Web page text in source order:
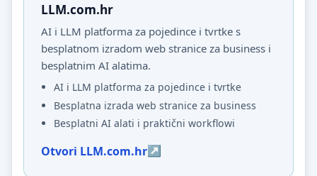
LLM.com.hr
AI i LLM platforma za pojedince i tvrtke s
besplatnom izradom web stranice za business i
besplatnim AI alatima.
AI i LLM platforma za pojedince i tvrtke
Besplatna izrada web stranice za business
Besplatni AI alati i praktični workflowi
Otvori LLM.com.hr